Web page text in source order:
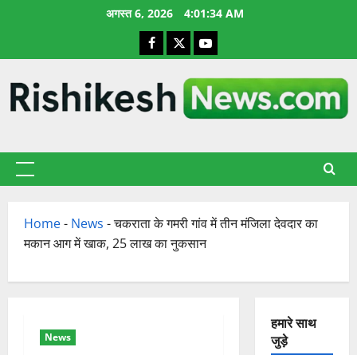
अगस्त 6, 2026 4:01:35 AM
Facebook
X YouTube
प्राथमिक
Home- News -चकराता के गमरी गांव में तीन मंजिला देवदार का
मकान आग में खाक, 25 लाख का नुकसान
News
हमारे साथ
जुड़े